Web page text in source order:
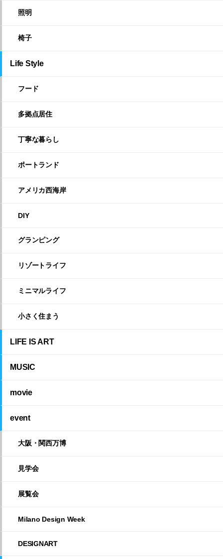
照明
椅子
Life Style
フード
多拠点居住
丁寧な暮らし
ポートランド
アメリカ西海岸
DIY
グランピング
リゾートライフ
ミニマルライフ
小さく住まう
LIFE IS ART
MUSIC
movie
event
大阪・関西万博
見学会
展覧会
Milano Design Week
DESIGNART